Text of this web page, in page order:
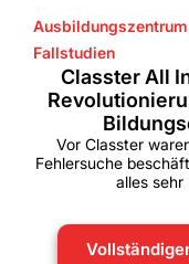
Fallstudien
Classter All
Vor Classter
Fehlersuche
alles sehr